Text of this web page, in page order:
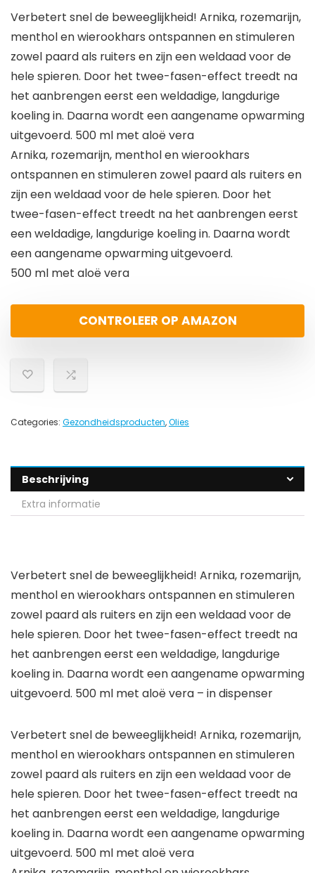
Verbetert snel de beweeglijkheid! Arnika, rozemarijn,
menthol en wierookhars ontspannen en stimuleren
zowel paard als ruiters en zijn een weldaad voor de
hele spieren. Door het twee-fasen-effect treedt na
het aanbrengen eerst een weldadige, langdurige
koeling in. Daarna wordt een aangename opwarming
uitgevoerd. 500 ml met aloë vera
Arnika, rozemarijn, menthol en wierookhars
ontspannen en stimuleren zowel paard als ruiters en
zijn een weldaad voor de hele spieren. Door het
twee-fasen-effect treedt na het aanbrengen eerst
een weldadige, langdurige koeling in. Daarna wordt
een aangename opwarming uitgevoerd.
500 ml met aloë vera
CONTROLEER OP AMAZON
Categories: Gezondheidsproducten,Olies
Beschrijving
Extra informatie
Verbetert snel de beweeglijkheid! Arnika, rozemarijn,
menthol en wierookhars ontspannen en stimuleren
zowel paard als ruiters en zijn een weldaad voor de
hele spieren. Door het twee-fasen-effect treedt na
het aanbrengen eerst een weldadige, langdurige
koeling in. Daarna wordt een aangename opwarming
uitgevoerd. 500 ml met aloë vera – in dispenser
Verbetert snel de beweeglijkheid! Arnika, rozemarijn,
menthol en wierookhars ontspannen en stimuleren
zowel paard als ruiters en zijn een weldaad voor de
hele spieren. Door het twee-fasen-effect treedt na
het aanbrengen eerst een weldadige, langdurige
koeling in. Daarna wordt een aangename opwarming
uitgevoerd. 500 ml met aloë vera